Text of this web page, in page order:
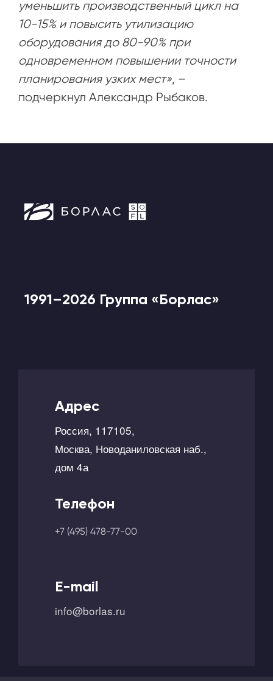
уменьшить производственный цикл на
10-15% и повысить утилизацию
оборудования до 80-90% при
одновременном повышении точности
планирования узких мест», –
подчеркнул Александр Рыбаков.
1991–2026 Группа «Борлас»
Адрес
Россия, 117105,
Москва, Новоданиловская наб.,
дом 4а
Телефон
+7 (495) 478-77-00
E-mail
info@borlas.ru